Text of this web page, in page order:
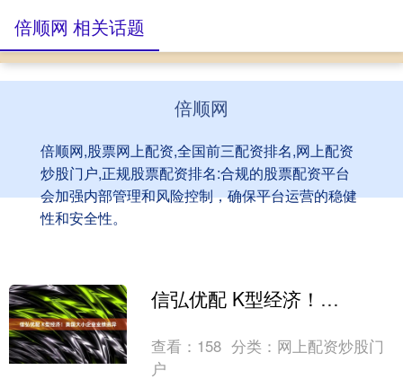
倍顺网
倍顺网,股票网上配资,全国前三配资排名,网上配资
炒股门户,正规股票配资排名:合规的股票配资平台
会加强内部管理和风险控制，确保平台运营的稳健
性和安全性。
倍顺网 相关话题
信弘优配 K型经济！美国大小企业业绩迥异
查看： 158 分类： 网上配资炒股门
户